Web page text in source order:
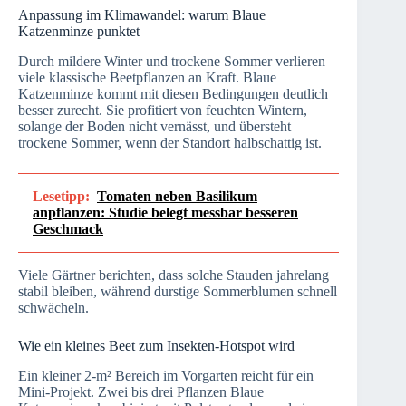
Anpassung im Klimawandel: warum Blaue
Katzenminze punktet
Durch mildere Winter und trockene Sommer verlieren
viele klassische Beetpflanzen an Kraft. Blaue
Katzenminze kommt mit diesen Bedingungen deutlich
besser zurecht. Sie profitiert von feuchten Wintern,
solange der Boden nicht vernässt, und übersteht
trockene Sommer, wenn der Standort halbschattig ist.
Lesetipp: Tomaten neben Basilikum
anpflanzen: Studie belegt messbar besseren
Geschmack
Viele Gärtner berichten, dass solche Stauden jahrelang
stabil bleiben, während durstige Sommerblumen schnell
schwächeln.
Wie ein kleines Beet zum Insekten-Hotspot wird
Ein kleiner 2‑m² Bereich im Vorgarten reicht für ein
Mini-Projekt. Zwei bis drei Pflanzen Blaue